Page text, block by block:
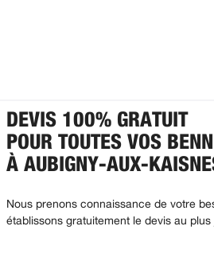
DEVIS 100% GRATUIT
POUR TOUTES VOS
À AUBIGNY-AUX-
Nous prenons connaissance de votre
établissons gratuitement le devis au plus